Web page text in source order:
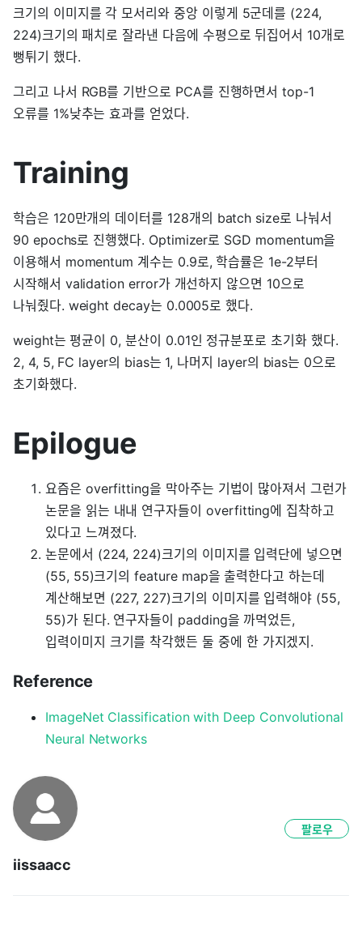
크기의 이미지를 각 모서리와 중앙 이렇게 5군데를 (224,
224)크기의 패치로 잘라낸 다음에 수평으로 뒤집어서 10개로
뻥튀기 했다.
그리고 나서 RGB를 기반으로 PCA를 진행하면서 top-1
오류를 1%낮추는 효과를 얻었다.
Training
학습은 120만개의 데이터를 128개의 batch size로 나눠서
90 epochs로 진행했다. Optimizer로 SGD momentum을
이용해서 momentum 계수는 0.9로, 학습률은 1e-2부터
시작해서 validation error가 개선하지 않으면 10으로
나눠줬다. weight decay는 0.0005로 했다.
weight는 평균이 0, 분산이 0.01인 정규분포로 초기화 했다.
2, 4, 5, FC layer의 bias는 1, 나머지 layer의 bias는 0으로
초기화했다.
Epilogue
요즘은 overfitting을 막아주는 기법이 많아져서 그런가
논문을 읽는 내내 연구자들이 overfitting에 집착하고
있다고 느껴졌다.
논문에서 (224, 224)크기의 이미지를 입력단에 넣으면
(55, 55)크기의 feature map을 출력한다고 하는데
계산해보면 (227, 227)크기의 이미지를 입력해야 (55,
55)가 된다. 연구자들이 padding을 까먹었든,
입력이미지 크기를 착각했든 둘 중에 한 가지겠지.
Reference
ImageNet Classification with Deep Convolutional
Neural Networks
iissaacc
팔로우